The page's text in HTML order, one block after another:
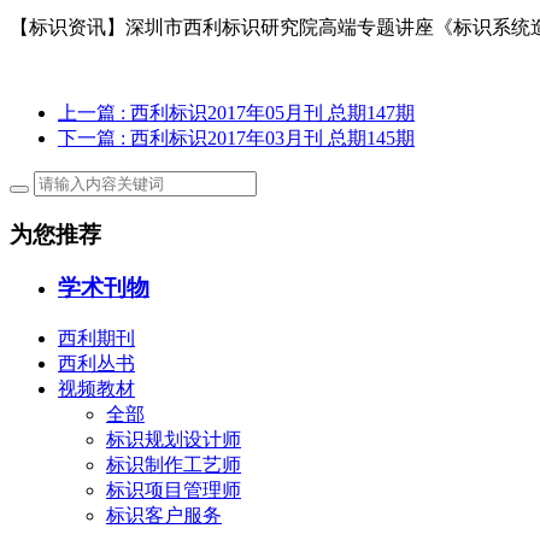
【标识资讯】深圳市西利标识研究院高端专题讲座《标识系统
上一篇 : 西利标识2017年05月刊 总期147期
下一篇 : 西利标识2017年03月刊 总期145期
为您推荐
学术刊物
西利期刊
西利丛书
视频教材
全部
标识规划设计师
标识制作工艺师
标识项目管理师
标识客户服务